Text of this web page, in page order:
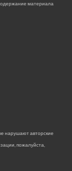
материала
нарушают авторские
пожалуйста,